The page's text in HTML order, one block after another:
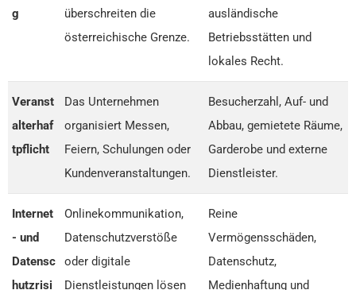
g
überschreiten die
österreichische Grenze.
ausländische
Betriebsstätten und
lokales Recht.
Veranst
alterhaf
tpflicht
Das Unternehmen
organisiert Messen,
Feiern, Schulungen oder
Kundenveranstaltungen.
Besucherzahl, Auf- und
Abbau, gemietete Räume,
Garderobe und externe
Dienstleister.
Internet
- und
Datensc
hutzrisi
Onlinekommunikation,
Datenschutzverstöße
oder digitale
Dienstleistungen lösen
Reine
Vermögensschäden,
Datenschutz,
Medienhaftung und